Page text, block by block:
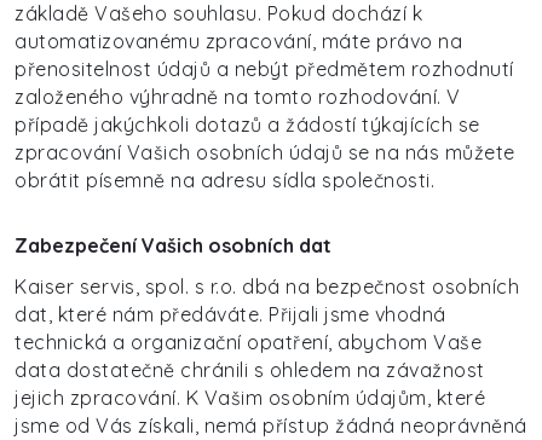
základě Vašeho souhlasu. Pokud dochází k
automatizovanému zpracování, máte právo na
přenositelnost údajů a nebýt předmětem rozhodnutí
založeného výhradně na tomto rozhodování. V
případě jakýchkoli dotazů a žádostí týkajících se
zpracování Vašich osobních údajů se na nás můžete
obrátit písemně na adresu sídla společnosti.
Zabezpečení Vašich osobních dat
Kaiser servis, spol. s r.o. dbá na bezpečnost osobních
dat, které nám předáváte. Přijali jsme vhodná
technická a organizační opatření, abychom Vaše
data dostatečně chránili s ohledem na závažnost
jejich zpracování. K Vašim osobním údajům, které
jsme od Vás získali, nemá přístup žádná neoprávněná